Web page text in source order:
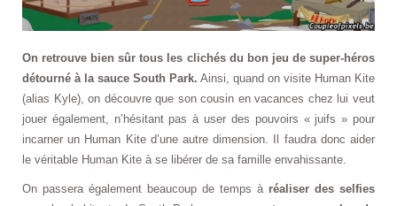
On retrouve bien sûr tous les clichés du bon jeu de super-héros
détourné à la sauce South Park. Ainsi, quand on visite Human Kite
(alias Kyle), on découvre que son cousin en vacances chez lui veut
jouer également, n’hésitant pas à user des pouvoirs « juifs » pour
incarner un Human Kite d’une autre dimension. Il faudra donc aider
le véritable Human Kite à se libérer de sa famille envahissante.
On passera également beaucoup de temps à réaliser des selfies